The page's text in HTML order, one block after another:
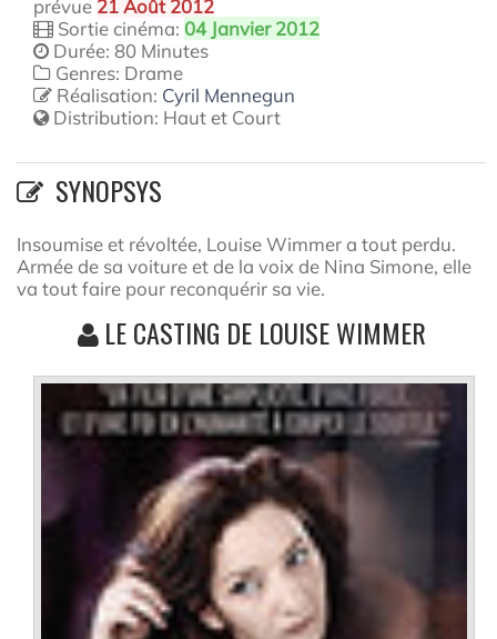
prévue 21 Août 2012
Sortie cinéma: 04 Janvier 2012
Durée: 80 Minutes
Genres: Drame
Réalisation: Cyril Mennegun
Distribution: Haut et Court
SYNOPSYS
Insoumise et révoltée, Louise Wimmer a tout perdu.
Armée de sa voiture et de la voix de Nina Simone, elle
va tout faire pour reconquérir sa vie.
LE CASTING DE LOUISE WIMMER